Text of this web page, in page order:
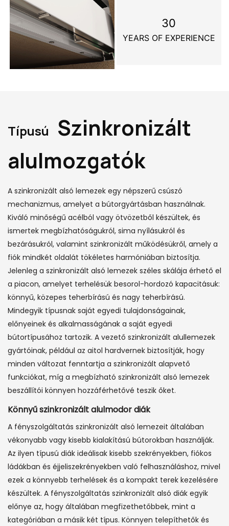
30
YEARS OF EXPERIENCE
Típusú
Szinkronizált
alulmozgatók
A szinkronizált alsó lemezek egy népszerű csúszó
mechanizmus, amelyet a bútorgyártásban használnak.
Kiváló minőségű acélból vagy ötvözetből készültek, és
ismertek megbízhatóságukról, sima nyílásukról és
bezárásukról, valamint szinkronizált működésükről, amely a
fiók mindkét oldalát tökéletes harmóniában biztosítja.
Jelenleg a szinkronizált alsó lemezek széles skálája érhető el
a piacon, amelyet terhelésük besorol-hordozó kapacitásuk:
könnyű, közepes teherbírású és nagy teherbírású.
Mindegyik típusnak saját egyedi tulajdonságainak,
előnyeinek és alkalmasságának a saját egyedi
bútortípusához tartozik. A vezető szinkronizált alullemezek
gyártóinak, például az aitol hardvernek biztosítják, hogy
minden változat fenntartja a szinkronizált alapvető
funkciókat, míg a megbízható szinkronizált alsó lemezek
beszállítói könnyen hozzáférhetővé teszik őket.
Könnyű szinkronizált alulmodor diák
A fényszolgáltatás szinkronizált alsó lemezeit általában
vékonyabb vagy kisebb kialakítású bútorokban használják.
Az ilyen típusú diák ideálisak kisebb szekrényekben, fiókos
ládákban és éjjeliszekrényekben való felhasználáshoz, mivel
ezek a könnyebb terhelések és a kompakt terek kezelésére
készültek. A fényszolgáltatás szinkronizált alsó diák egyik
előnye az, hogy általában megfizethetőbbek, mint a
kategóriában a másik két típus. Könnyen telepíthetők és